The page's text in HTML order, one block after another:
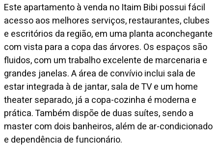
Este apartamento à venda no Itaim Bibi possui fácil
acesso aos melhores serviços, restaurantes, clubes
e escritórios da região, em uma planta aconchegante
com vista para a copa das árvores. Os espaços são
fluidos, com um trabalho excelente de marcenaria e
grandes janelas. A área de convívio inclui sala de
estar integrada à de jantar, sala de TV e um home
theater separado, já a copa-cozinha é moderna e
prática. Também dispõe de duas suítes, sendo a
master com dois banheiros, além de ar-condicionado
e dependência de funcionário.